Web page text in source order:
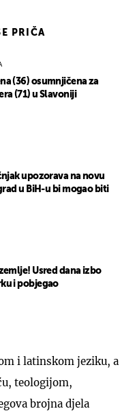
PRIČA
(36) osumnjičena za
(71) u Slavoniji
upozorava na novu
u BiH-u bi mogao biti
Usred dana izbo
i pobjegao
i latinskom jeziku, a
teologijom,
brojna djela